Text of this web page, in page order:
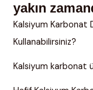
yakın
Kalsiyum Karbonat
Kullanabilirsiniz?
Kalsiyum karbonat